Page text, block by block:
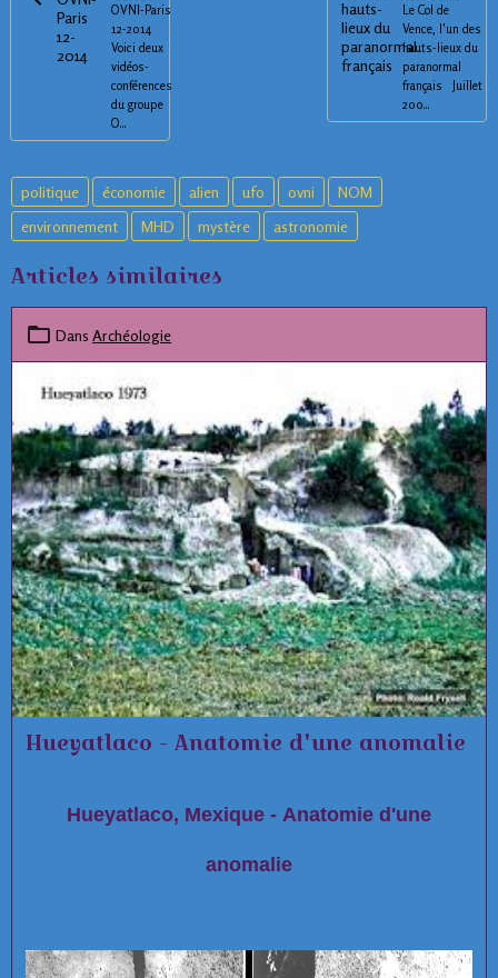
OVNI-Paris
12-2014
Voici deux
vidéos-
conférences
du groupe
O...
Le Col de
Vence, l'un des
hauts-lieux du
paranormal
français Juillet
200...
politique économie alien ufo ovni
NOM
environnement
MHD mystère astronomie
Articles similaires
Dans Archéologie
Hueyatlaco - Anatomie d'une anomalie
Hueyatlaco, Mexique - Anatomie d'une
anomalie